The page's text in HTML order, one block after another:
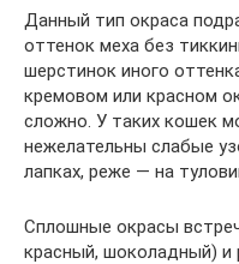
Данный тип окраса
оттенок меха без
шерстинок иного
кремовом или красном
сложно. У таких кошек
нежелательны слабые
лапках, реже — на
Сплошные окрасы
красный, шоколадный) и